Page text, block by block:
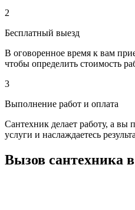
2
Бесплатный выезд
В оговоренное время к вам
чтобы определить стоимость
3
Выполнение работ и оплата
Сантехник делает работу, а вы
услуги и наслаждаетесь
Вызов сантехника